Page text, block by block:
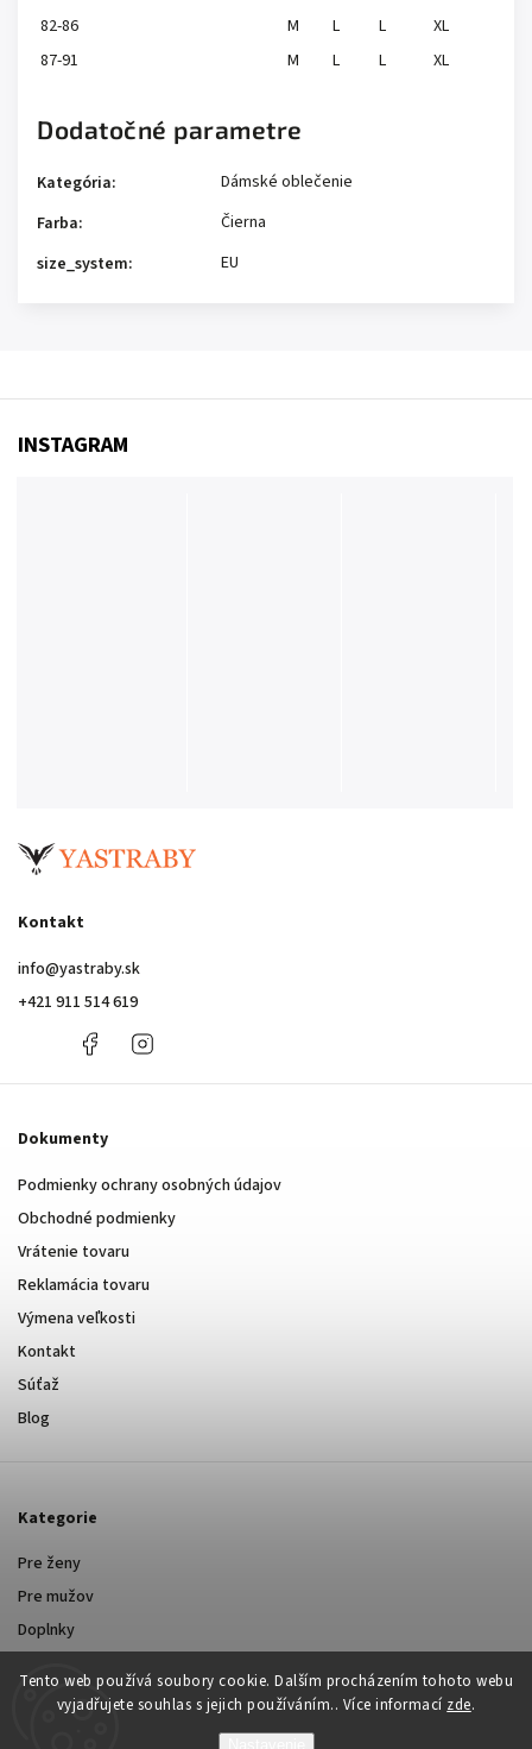
Tento web používá soubory cookie. Dalším procházením tohoto webu
vyjadřujete souhlas s jejich používáním.. Více informací zde.
82-86 M L L
XL
87-91
M L L XL
Dodatočné parametre
Kategória:
Dámské oblečenie
Farba:
Čierna
size_system: EU
Kontakt
info@yastraby.sk
+421 911 514 619
+421
514
Facebook
Dokumenty
Podmienky ochrany osobných údajov
Obchodné podmienky
Vrátenie tovaru
Reklamácia tovaru
Výmena veľkosti
Kontakt
Súťaž
Blog
Kategorie
Pre ženy
Pre mužov
Doplnky
INSTAGRAM